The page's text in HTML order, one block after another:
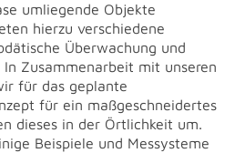
umliegende Objekte
hierzu verschiedene
Überwachung und
In Zusammenarbeit mit unseren
für das geplante
für ein maßgeschneidertes
dieses in der Örtlichkeit um.
Beispiele und Messysteme